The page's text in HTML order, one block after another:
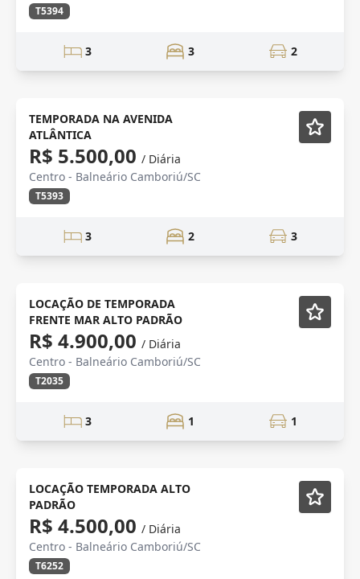
T5394
3 3 2
TEMPORADA NA AVENIDA
ATLÂNTICA
R$ 5.500,00 / Diária
Centro - Balneário Camboriú/SC
T5393
3 2 3
TEMPORADA Semi-Novo
LOCAÇÃO DE TEMPORADA
FRENTE MAR ALTO PADRÃO
R$ 4.900,00 / Diária
Centro - Balneário Camboriú/SC
T2035
3 1 1
Vídeo Mobiliado
LOCAÇÃO TEMPORADA ALTO
PADRÃO
R$ 4.500,00 / Diária
Centro - Balneário Camboriú/SC
T6252